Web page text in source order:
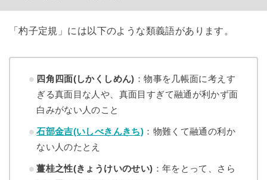
「杓子定規」には以下のような類義語があります。
四角四面(しかくしめん) ：物事を几帳面に考えす
ぎる真面目な人や、真面目すぎて融通が利かず面
白みがない人のこと
石部金吉(いしべきんきち) ：物難くて融通の利か
ない人のたとえ
薑桂之性(きょうけいのせい) ：年をとって、さら